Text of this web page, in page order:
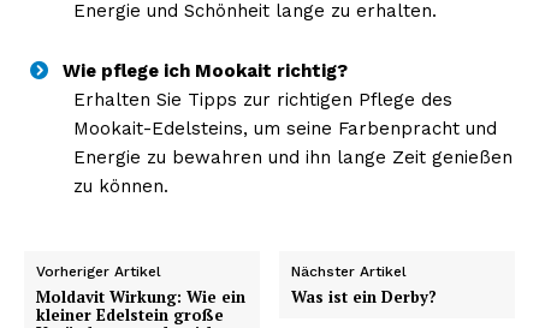
Energie und Schönheit lange zu erhalten.
Wie pflege ich Mookait richtig?
Erhalten Sie Tipps zur richtigen Pflege des
Mookait-Edelsteins, um seine Farbenpracht und
Energie zu bewahren und ihn lange Zeit genießen
zu können.
Vorheriger Artikel
Moldavit Wirkung: Wie ein
kleiner Edelstein große
Nächster Artikel
Was ist ein Derby?